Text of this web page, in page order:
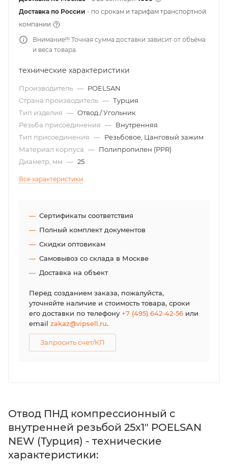
Доставка по России - по срокам и тарифам транспортной
компании
Внимание!!! Точная сумма доставки зависит от объёма
и веса товара.
технические характеристики
Производитель — POELSAN
Страна производитель — Турция
Тип изделия — Отвод / Угольник
Резьба присоединения — Внутренняя
Тип присоединения — Резьбовое, Цанговый зажим
Материал корпуса — Полипропилен (PPR)
Диаметр, мм — 25
Все характеристики
Сертификаты соответствия
Полный комплект документов
Скидки оптовикам
Самовывоз со склада в Москве
Доставка на объект
Перед созданием заказа, пожалуйста,
уточняйте наличие и стоимость товара, сроки
его доставки по телефону+7 (495) 642-42-56 или
email zakaz@vipsell.ru.
Запросить счет/КП
Отвод ПНД компрессионный с
внутренней резьбой 25х1" POELSAN
NEW (Турция) - технические
характеристики: